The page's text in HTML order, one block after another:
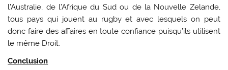
l’Australie, de l’Afrique du Sud ou de la Nouvelle Zelande,
tous pays qui jouent au rugby et avec lesquels on peut
donc faire des affaires en toute confiance puisqu’ils utilisent
le même Droit.
Conclusion